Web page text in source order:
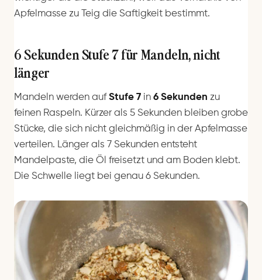
Apfelmasse zu Teig die Saftigkeit bestimmt.
6 Sekunden Stufe 7 für Mandeln, nicht
länger
Mandeln werden aufStufe 7 in 6 Sekunden zu
feinen Raspeln. Kürzer als 5 Sekunden bleiben grobe
Stücke, die sich nicht gleichmäßig in der Apfelmasse
verteilen. Länger als 7 Sekunden entsteht
Mandelpaste, die Öl freisetzt und am Boden klebt.
Die Schwelle liegt bei genau 6 Sekunden.